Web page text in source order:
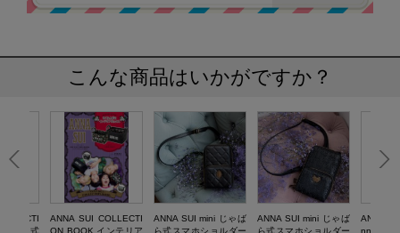
こんな商品はいかがですか？
ばら式
ANNA SUI COLLECTI
ON BOOK インテリア
ANNA SUI mini じゃば
ら式スマホショルダー
ANNA SUI mini じゃば
ら式スマホショルダー
ANNA